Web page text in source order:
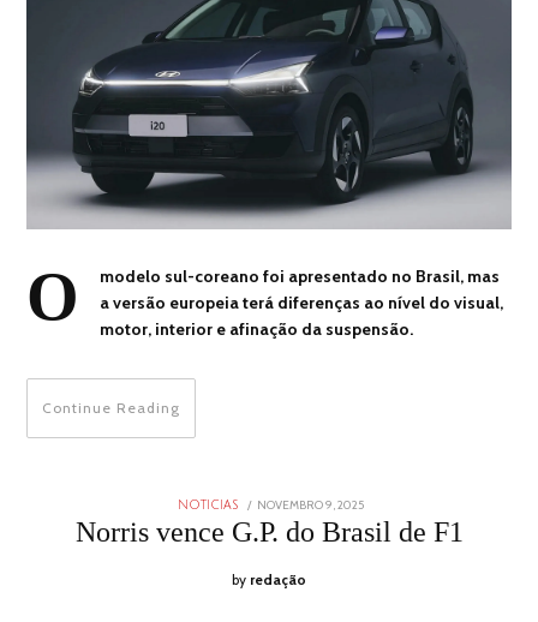
O
modelo sul-coreano foi apresentado no Brasil, mas
a versão europeia terá diferenças ao nível do visual,
motor, interior e afinação da suspensão.
Continue Reading
NOTICIAS
POSTED
ON
NOVEMBRO 9, 2025NOVEMBRO
2025
Norris vence G.P. do Brasil de F1
by redação